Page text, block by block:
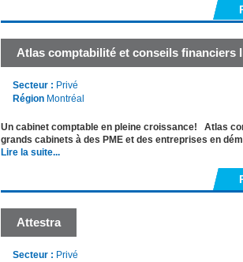
Atlas comptabilité et conseils financiers
Secteur : Privé
Région Montréal
Un cabinet comptable en pleine croissance! Atlas
grands cabinets à des PME et des entreprises en
Lire la suite...
Attestra
Secteur : Privé